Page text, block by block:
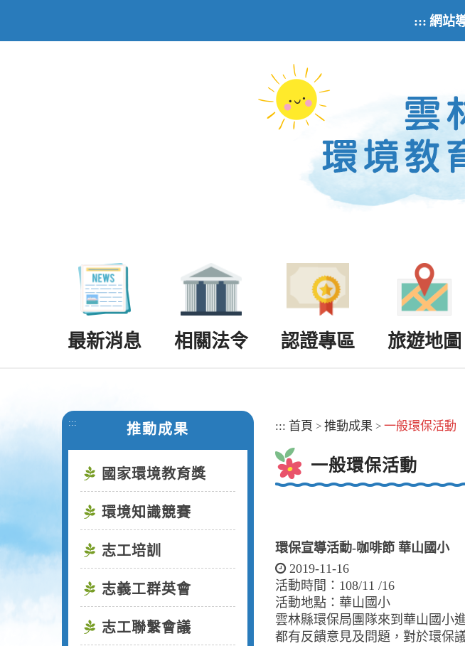
::: 網站
最新消息 相關法令 認證專區 旅遊地圖
::: 推動成果
國家環境教育獎
環境知識競賽
志工培訓
志義工群英會
志工聯繫會議
::: 首頁 > 推動成果 > 一般環保活動
一般環保活動
環保宣導活動-咖啡節 華山國小
2019-11-16
活動時間：108/11 /16
活動地點：華山國小
雲林縣環保局團隊來到華山國小
都有反饋意見及問題，對於環保